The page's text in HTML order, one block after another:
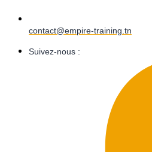
contact@empire-training.tn
Suivez-nous :